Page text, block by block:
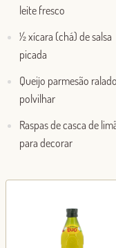
leite fresco
½ xícara (chá) de salsa
picada
Queijo parmesão
polvilhar
Raspas de casca de
para decorar